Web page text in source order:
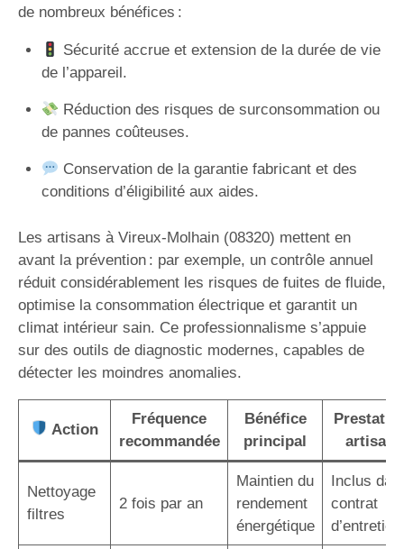
de nombreux bénéfices :
Sécurité accrue et extension de la durée de vie
de l’appareil.
Réduction des risques de surconsommation ou
de pannes coûteuses.
Conservation de la garantie fabricant et des
conditions d’éligibilité aux aides.
Les artisans à Vireux-Molhain (08320) mettent en
avant la prévention : par exemple, un contrôle annuel
réduit considérablement les risques de fuites de fluide,
optimise la consommation électrique et garantit un
climat intérieur sain. Ce professionnalisme s’appuie
sur des outils de diagnostic modernes, capables de
détecter les moindres anomalies.
Action
Fréquence
recommandée
Bénéfice
principal
artisan
Nettoyage
filtres
2 fois par an
Maintien du
rendement
énergétique
Inclus
contrat
d’entretien